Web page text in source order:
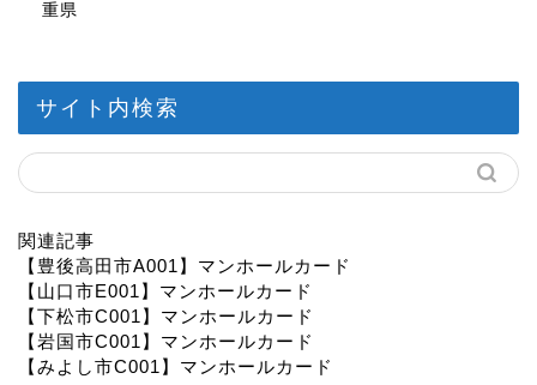
重県
サイト内検索
関連記事
【豊後高田市A001】マンホールカード
【山口市E001】マンホールカード
【下松市C001】マンホールカード
【岩国市C001】マンホールカード
【みよし市C001】マンホールカード